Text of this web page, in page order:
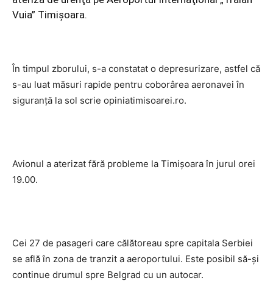
Vuia” Timişoara.
În timpul zborului, s-a constatat o depresurizare, astfel că
s-au luat măsuri rapide pentru coborârea aeronavei în
siguranţă la sol scrie opiniatimisoarei.ro.
Avionul a aterizat fără probleme la Timişoara în jurul orei
19.00.
Cei 27 de pasageri care călătoreau spre capitala Serbiei
se află în zona de tranzit a aeroportului. Este posibil să-şi
continue drumul spre Belgrad cu un autocar.